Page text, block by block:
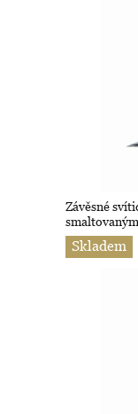
Závěsné
4 KUSY
Skladem